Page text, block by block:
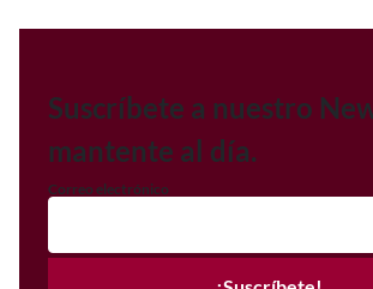
Suscríbete a nuestro
mantente al día.
Correo electrónico